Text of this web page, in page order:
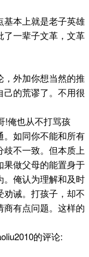
基本上就是老子英雄
了一辈子文革，文革
外加你想当然的推
的荒谬了。不用很
!俺也从不打骂孩
。如同你不能和所有
不一致。但本质上
果做父母的能置身于
。俺认为理解和及时
诫。打孩子，却不
有点问题。这样的
的评论: